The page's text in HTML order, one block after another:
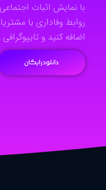
با نمایش اثبات
روابط وفاداری با
اضافه کنید و
دانلود رایگان